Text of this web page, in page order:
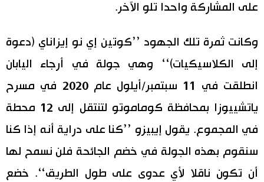
على المشاركة واحدا تلو الآخر.
وكانت ثمرة تلك الجهود ’’كوتين إي نو إيزاناي (دعوة
إلى الكلاسيكيات)‘‘ وهي جولة في أرجاء اليابان
انطلقت في 11 سبتمبر/أيلول عام 2020 في مسرح
ياتشييوزا بمحافظة كوماموتو لتنتقل إلى 12 محطة
في المجموع. يقول إيبيزو ’’كنا على دراية أنه إذا كنا
سنقوم بهذه الجولة في خضم الجائحة فلن نسمح لها
أن تكون ناقلا لأي عدوى على طول الطريق‘‘. خضع